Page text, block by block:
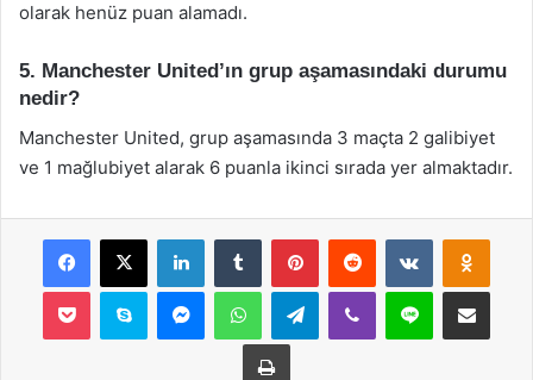
olarak henüz puan alamadı.
5. Manchester United’ın grup aşamasındaki durumu
nedir?
Manchester United, grup aşamasında 3 maçta 2 galibiyet
ve 1 mağlubiyet alarak 6 puanla ikinci sırada yer almaktadır.
Facebook
X LinkedInTumblr PinterestReddit VKontakte
Pocket Skype MessengerWhatsAppTelegramViber Line E-Posta ile
Yazdır